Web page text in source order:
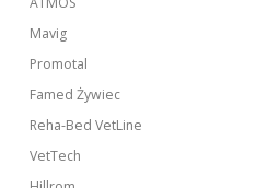
Mavig
Promotal
Famed Żywiec
Reha-Bed VetLine
VetTech